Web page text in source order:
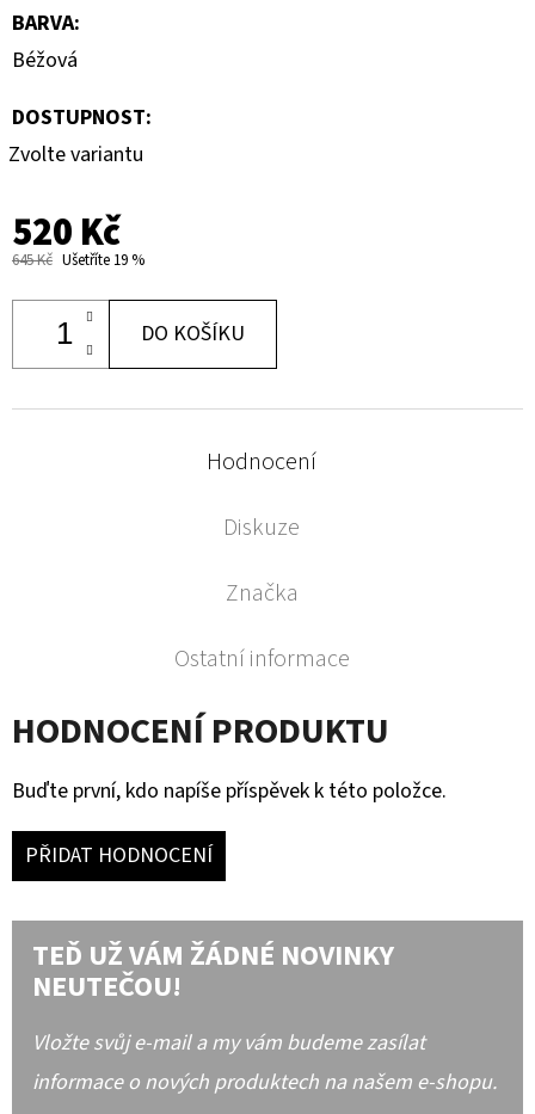
BARVA:
Béžová
DOSTUPNOST:
Zvolte variantu
520 Kč
645 Kč Ušetříte 19 %
DO KOŠÍKU
Hodnocení
Diskuze
Značka
Ostatní informace
HODNOCENÍ PRODUKTU
Buďte první, kdo napíše příspěvek k této položce.
PŘIDAT HODNOCENÍ
TEĎ UŽ VÁM ŽÁDNÉ NOVINKY
NEUTEČOU!
Vložte svůj e-mail a my vám budeme zasílat
informace o nových produktech na našem e-shopu.